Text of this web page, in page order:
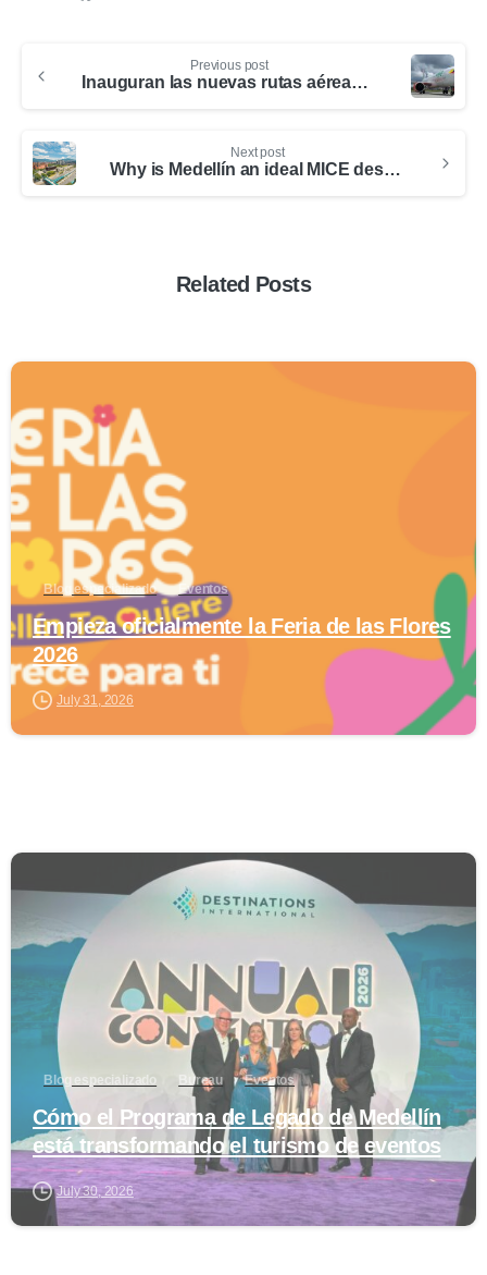
Previous post
Inauguran las nuevas rutas aéreas desde Medellín a Ciudad de México y Cancún con Viva Aerobus
Next post
Why is Medellín an ideal MICE destination?
Related Posts
Blog especializado Eventos
Empieza oficialmente la Feria de las Flores
2026
July 31, 2026
Blog especializado Bureau Eventos
Cómo el Programa de Legado de Medellín
está transformando el turismo de eventos
July 30, 2026